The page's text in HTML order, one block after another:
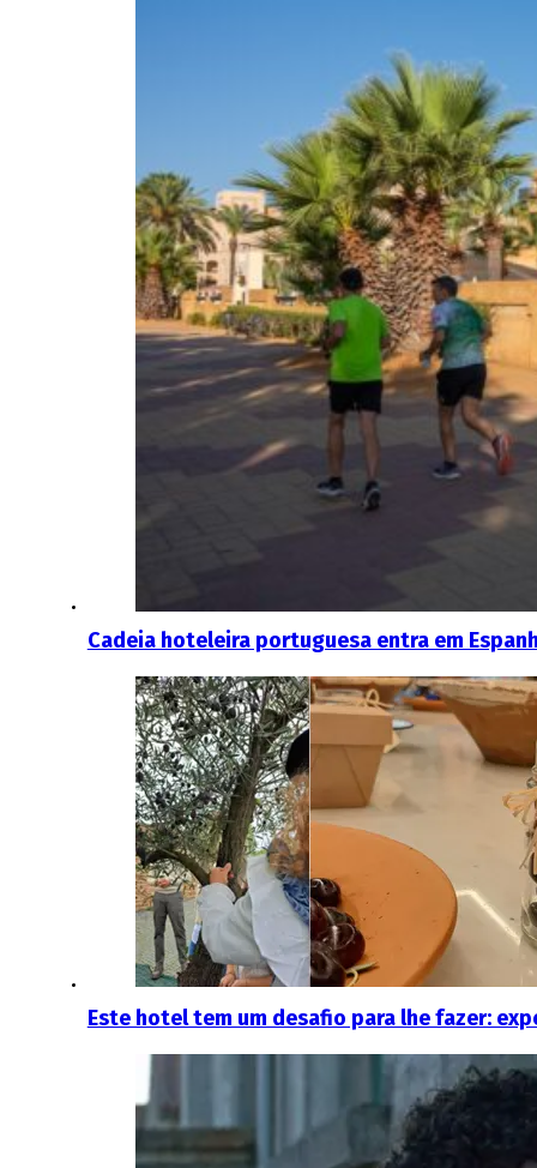
Cadeia hoteleira portuguesa entra em
Este hotel tem um desafio para lhe fazer: